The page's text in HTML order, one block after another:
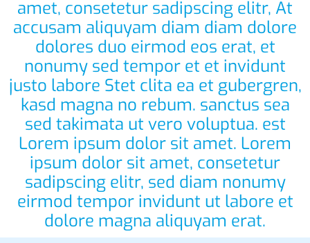
amet, consetetur sadipscing elitr, At
accusam aliquyam diam diam dolore
dolores duo eirmod eos erat, et
nonumy sed tempor et et invidunt
justo labore Stet clita ea et gubergren,
kasd magna no rebum. sanctus sea
sed takimata ut vero voluptua. est
Lorem ipsum dolor sit amet. Lorem
ipsum dolor sit amet, consetetur
sadipscing elitr, sed diam nonumy
eirmod tempor invidunt ut labore et
dolore magna aliquyam erat.